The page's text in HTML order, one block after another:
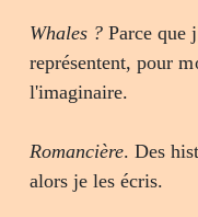
Whales ? Parce que
représentent, pour
l'imaginaire.
Romancière. Des
alors je les écris.